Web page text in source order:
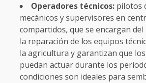
Operadores técnicos: pilotos
mecánicos y supervisores en
compartidos, que se encargan
la reparación de los equipos
la agricultura y garantizan que
puedan actuar durante los
condiciones son ideales para